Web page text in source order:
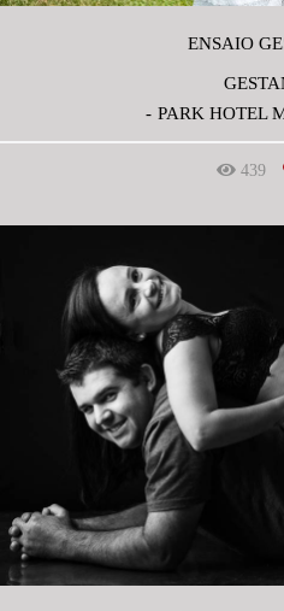
ENSAIO
PARK HOTEL
439